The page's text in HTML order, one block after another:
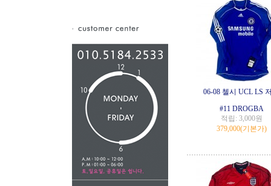
06-08 첼시 UCL LS
#11 DROGBA
적립: 3,000원
379,000(기본가)